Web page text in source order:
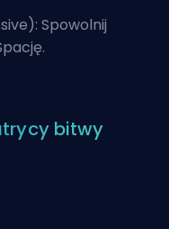
Spowolnij
bitwy